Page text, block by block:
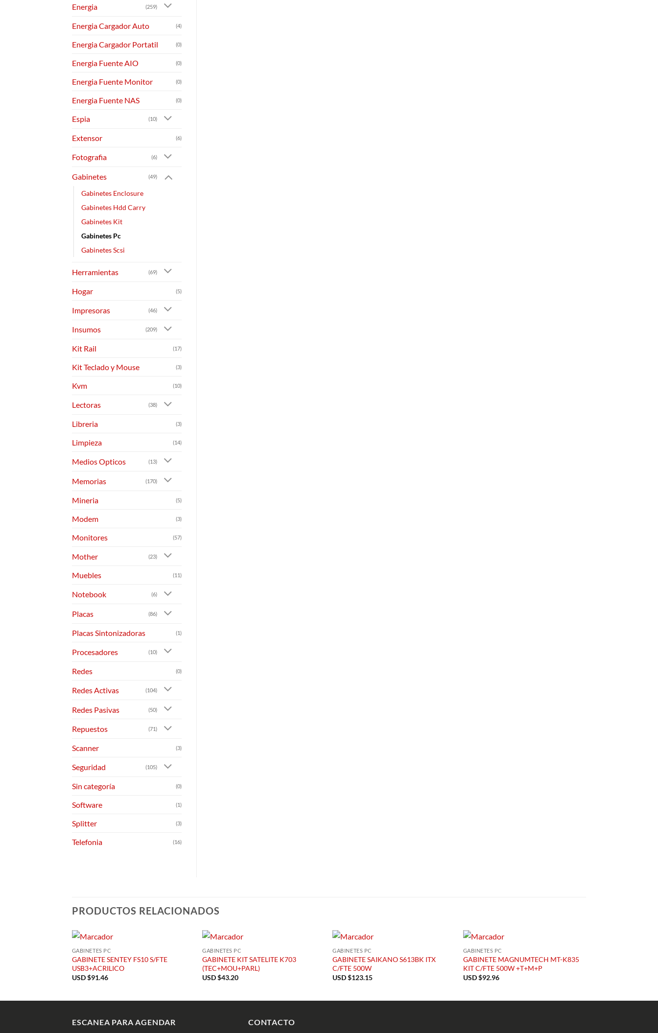
Energia (259)
Energia Cargador Auto (4)
Energia Cargador Portatil (0)
Energia Fuente AIO (0)
Energia Fuente Monitor (0)
Energia Fuente NAS (0)
Espia (10)
Extensor (6)
Fotografia (6)
Gabinetes (49)
Gabinetes Enclosure
Gabinetes Hdd Carry
Gabinetes Kit
Gabinetes Pc
Gabinetes Scsi
Herramientas (69)
Hogar (5)
Impresoras (46)
Insumos (209)
Kit Rail (17)
Kit Teclado y Mouse (3)
Kvm (10)
Lectoras (38)
Libreria (3)
Limpieza (14)
Medios Opticos (13)
Memorias (170)
Mineria (5)
Modem (3)
Monitores (57)
Mother (23)
Muebles (11)
Notebook (6)
Placas (86)
Placas Sintonizadoras (1)
Procesadores (10)
Redes (0)
Redes Activas (104)
Redes Pasivas (50)
Repuestos (71)
Scanner (3)
Seguridad (105)
Sin categoría (0)
Software (1)
Splitter (3)
Telefonia (16)
PRODUCTOS RELACIONADOS
GABINETES PC
GABINETE SENTEY FS10 S/FTE
USB3+ACRILICO
USD $91.46
GABINETES PC
GABINETE KIT SATELITE K703
(TEC+MOU+PARL)
USD $43.20
GABINETES PC
GABINETE SAIKANO S613BK ITX
C/FTE 500W
USD $123.15
GABINETES PC
GABINETE MAGNUMTECH MT-K835
KIT C/FTE 500W +T+M+P
USD $92.96
ESCANEA PARA AGENDAR CONTACTO